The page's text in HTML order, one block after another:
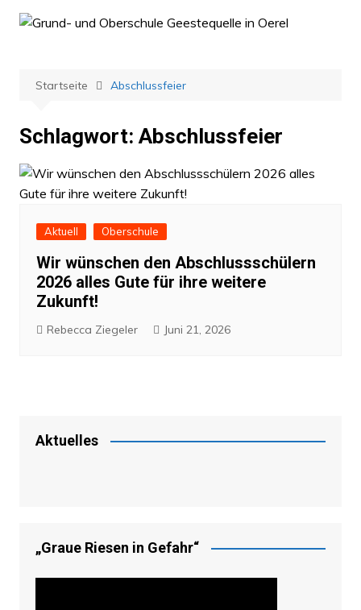
Zum
Inhalt
Startseite Abschlussfeier
Schlagwort:Abschlussfeier
Aktuell Oberschule
Wir wünschen den Abschlussschülern
2026 alles Gute für ihre weitere
Zukunft!
Rebecca Ziegeler Juni 21, 2026
Aktuelles
„Graue Riesen in Gefahr“